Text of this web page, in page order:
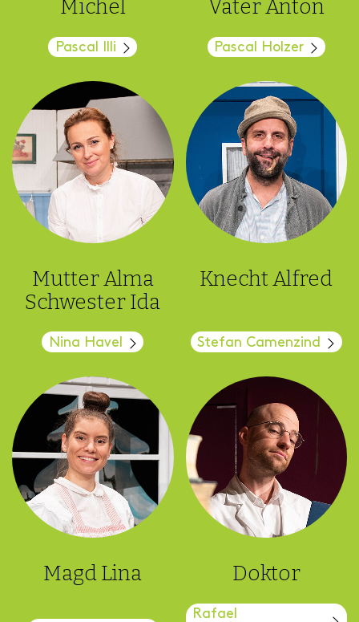
Michel
Pascal Illi
Vater Anton
Pascal Holzer
Mutter Alma
Schwester Ida
Nina Havel
Knecht Alfred
Stefan Camenzind
Magd Lina Doktor
Rafael